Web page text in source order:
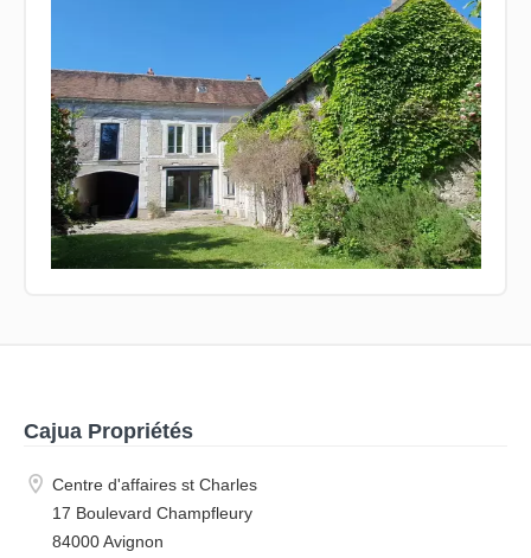
Cajua Propriétés
Centre d'affaires st Charles
17 Boulevard Champfleury
84000 Avignon